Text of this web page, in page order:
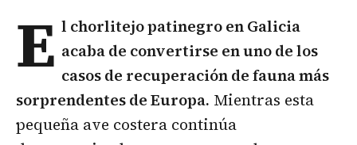
E l chorlitejo patinegroen Galicia
acaba de convertirse en uno de los
casos de recuperación de fauna más
sorprendentes de Europa. Mientras esta
pequeña ave costera continúa